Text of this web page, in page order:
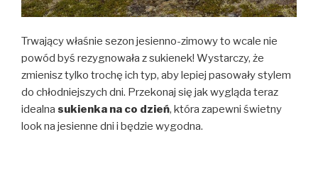
Trwający właśnie sezon jesienno-zimowy to wcale nie
powód byś rezygnowała z sukienek! Wystarczy, że
zmienisz tylko trochę ich typ, aby lepiej pasowały stylem
do chłodniejszych dni. Przekonaj się jak wygląda teraz
idealna sukienka na co dzień, która zapewni świetny
look na jesienne dni i będzie wygodna.